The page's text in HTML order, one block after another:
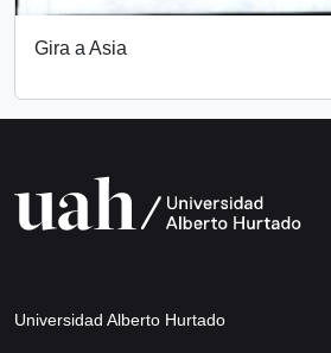
Gira a Asia
Universidad Alberto Hurtado